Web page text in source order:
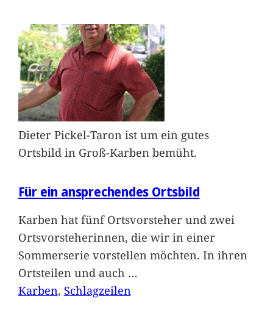
Dieter Pickel-Taron ist um ein gutes
Ortsbild in Groß-Karben bemüht.
Für ein ansprechendes Ortsbild
Karben hat fünf Ortsvorsteher und zwei
Ortsvorsteherinnen, die wir in einer
Sommerserie vorstellen möchten. In ihren
Ortsteilen und auch …
Karben, Schlagzeilen